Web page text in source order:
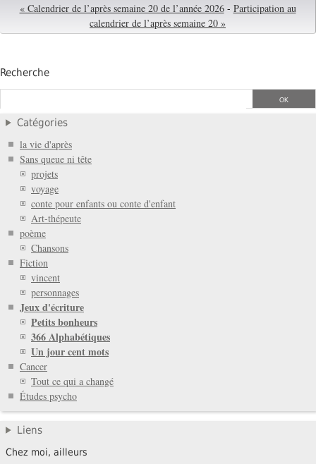
« Calendrier de l’après semaine 20 de l’année 2026 - Participation au
calendrier de l’après semaine 20 »
Recherche
Catégories
la vie d'après
Sans queue ni tête
projets
voyage
conte pour enfants ou conte d'enfant
Art-thépeute
poème
Chansons
Fiction
vincent
personnages
Jeux d'écriture
Petits bonheurs
366 Alphabétiques
Un jour cent mots
Cancer
Tout ce qui a changé
Études psycho
Liens
Chez moi, ailleurs